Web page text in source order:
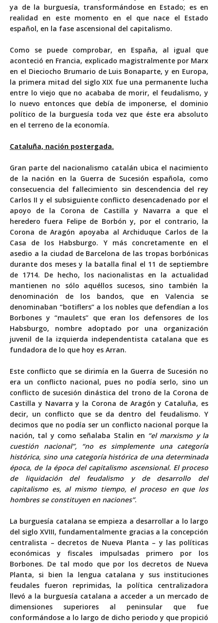
ya de la burguesía, transformándose en Estado; es en
realidad en este momento en el que nace el Estado
español, en la fase ascensional del capitalismo.
Como se puede comprobar, en España, al igual que
aconteció en Francia, explicado magistralmente por Marx
en el Dieciocho Brumario de Luis Bonaparte, y en Europa,
la primera mitad del siglo XIX fue una permanente lucha
entre lo viejo que no acababa de morir, el feudalismo, y
lo nuevo entonces que debía de imponerse, el dominio
político de la burguesía toda vez que éste era absoluto
en el terreno de la economía.
Cataluña, nación postergada.
Gran parte del nacionalismo catalán ubica el nacimiento
de la nación en la Guerra de Sucesión española, como
consecuencia del fallecimiento sin descendencia del rey
Carlos II y el subsiguiente conflicto desencadenado por el
apoyo de la Corona de Castilla y Navarra a que el
heredero fuera Felipe de Borbón y, por el contrario, la
Corona de Aragón apoyaba al Archiduque Carlos de la
Casa de los Habsburgo. Y más concretamente en el
asedio a la ciudad de Barcelona de las tropas borbónicas
durante dos meses y la batalla final el 11 de septiembre
de 1714. De hecho, los nacionalistas en la actualidad
mantienen no sólo aquéllos sucesos, sino también la
denominación de los bandos, que en Valencia se
denominaban “botiflers” a los nobles que defendían a los
Borbones y “maulets” que eran los defensores de los
Habsburgo, nombre adoptado por una organización
juvenil de la izquierda independentista catalana que es
fundadora de lo que hoy es Arran.
Este conflicto que se dirimía en la Guerra de Sucesión no
era un conflicto nacional, pues no podía serlo, sino un
conflicto de sucesión dinástica del trono de la Corona de
Castilla y Navarra y la Corona de Aragón y Cataluña, es
decir, un conflicto que se da dentro del feudalismo. Y
decimos que no podía ser un conflicto nacional porque la
nación, tal y como señalaba Stalin en “el marxismo y la
cuestión nacional”, “no es simplemente una categoría
histórica, sino una categoría histórica de una determinada
época, de la época del capitalismo ascensional. El proceso
de liquidación del feudalismo y de desarrollo del
capitalismo es, al mismo tiempo, el proceso en que los
hombres se constituyen en naciones”.
La burguesía catalana se empieza a desarrollar a lo largo
del siglo XVIII, fundamentalmente gracias a la concepción
centralista – decretos de Nueva Planta – y las políticas
económicas y fiscales impulsadas primero por los
Borbones. De tal modo que por los decretos de Nueva
Planta, si bien la lengua catalana y sus instituciones
feudales fueron reprimidas, la política centralizadora
llevó a la burguesía catalana a acceder a un mercado de
dimensiones superiores al peninsular que fue
conformándose a lo largo de dicho periodo y que propició